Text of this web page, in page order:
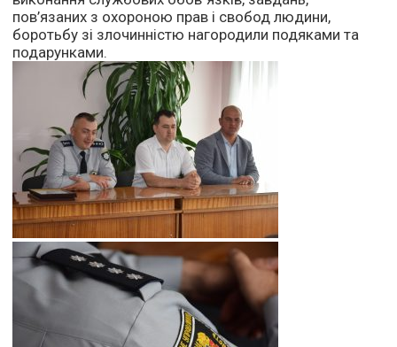
пов’язаних з охороною прав і свобод людини,
боротьбу зі злочинністю нагородили подяками та
подарунками.